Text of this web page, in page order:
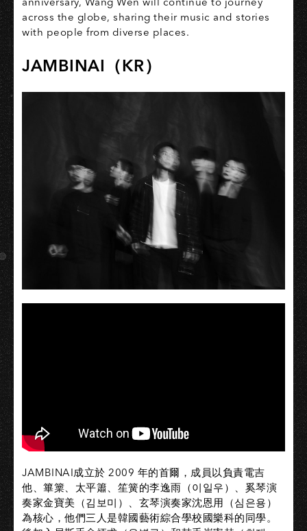
across the globe, sharing their music and stories
with people from diverse places.
JAMBINAI（KR）
JAMBINAI成立於 2009 年的首爾，成員以負責電吉
他、篳篥、太平簫、笙簧的李逸雨（이일우）、奚琴演
奏家金寶美（김보미）、玄琴演奏家沈恩用（심은용）
為核心，他們三人是韓國藝術綜合學校國樂科的同學。